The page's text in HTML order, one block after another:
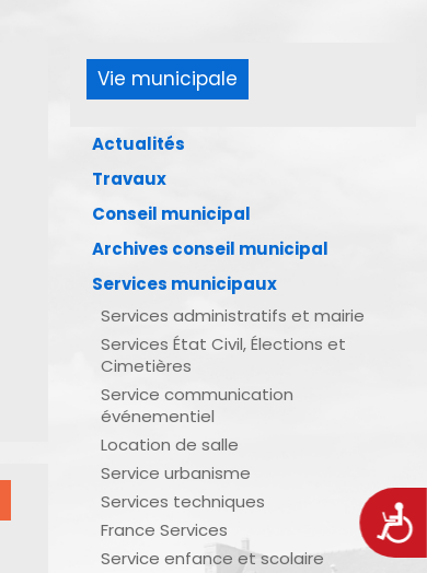
Vie municipale
Actualités
Travaux
Conseil municipal
Archives conseil municipal
Services municipaux
Services administratifs et mairie
Services État Civil, Élections et
Cimetières
Service communication
événementiel
Location de salle
Service urbanisme
Services techniques
France Services
Service enfance et scolaire